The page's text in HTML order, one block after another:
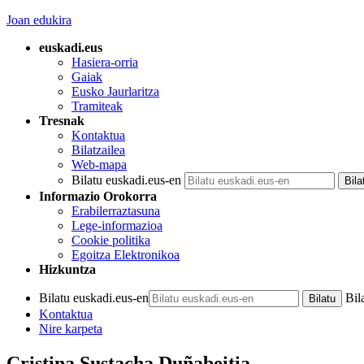
Joan edukira
euskadi.eus
Hasiera-orria
Gaiak
Eusko Jaurlaritza
Tramiteak
Tresnak
Kontaktua
Bilatzailea
Web-mapa
Bilatu euskadi.eus-en
Informazio Orokorra
Erabilerraztasuna
Lege-informazioa
Cookie politika
Egoitza Elektronikoa
Hizkuntza
Bilatu euskadi.eus-en
Kontaktua
Nire karpeta